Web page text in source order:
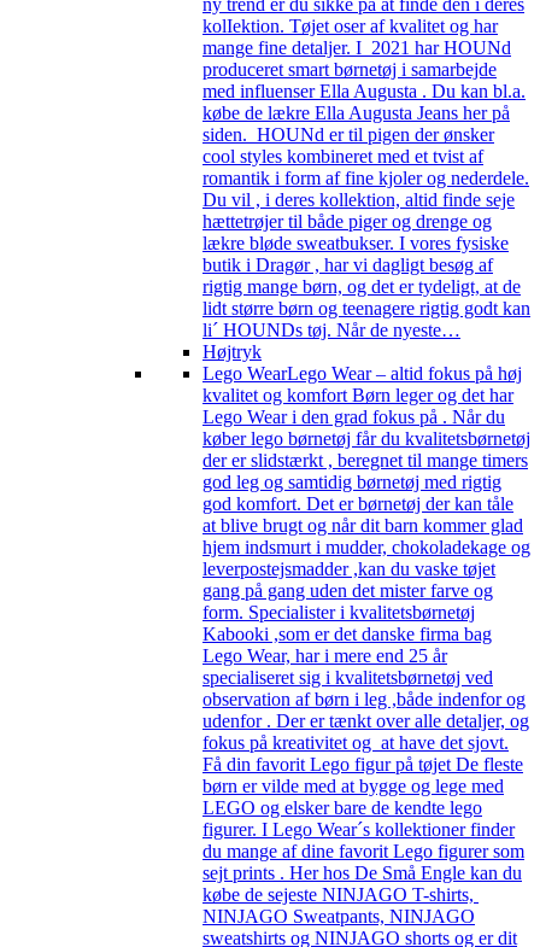
kolIektion. Tøjet oser af kvalitet og har
mange fine detaljer. I 2021 har HOUNd
produceret smart børnetøj i samarbejde
med influenser Ella Augusta . Du kan bl.a.
købe de lækre Ella Augusta Jeans her på
siden. HOUNd er til pigen der ønsker
cool styles kombineret med et tvist af
romantik i form af fine kjoler og nederdele.
Du vil , i deres kollektion, altid finde seje
hættetrøjer til både piger og drenge og
lækre bløde sweatbukser. I vores fysiske
butik i Dragør , har vi dagligt besøg af
rigtig mange børn, og det er tydeligt, at de
lidt større børn og teenagere rigtig godt kan
li´ HOUNDs tøj. Når de nyeste…
Højtryk
Lego WearLego Wear – altid fokus på høj
kvalitet og komfort Børn leger og det har
Lego Wear i den grad fokus på . Når du
køber lego børnetøj får du kvalitetsbørnetøj
der er slidstærkt , beregnet til mange timers
god leg og samtidig børnetøj med rigtig
god komfort. Det er børnetøj der kan tåle
at blive brugt og når dit barn kommer glad
hjem indsmurt i mudder, chokoladekage og
leverpostejsmadder ,kan du vaske tøjet
gang på gang uden det mister farve og
form. Specialister i kvalitetsbørnetøj
Kabooki ,som er det danske firma bag
Lego Wear, har i mere end 25 år
specialiseret sig i kvalitetsbørnetøj ved
observation af børn i leg ,både indenfor og
udenfor . Der er tænkt over alle detaljer, og
fokus på kreativitet og at have det sjovt.
Få din favorit Lego figur på tøjet De fleste
børn er vilde med at bygge og lege med
LEGO og elsker bare de kendte lego
figurer. I Lego Wear´s kollektioner finder
du mange af dine favorit Lego figurer som
sejt prints . Her hos De Små Engle kan du
købe de sejeste NINJAGO T-shirts,
NINJAGO Sweatpants, NINJAGO
sweatshirts og NINJAGO shorts og er dit